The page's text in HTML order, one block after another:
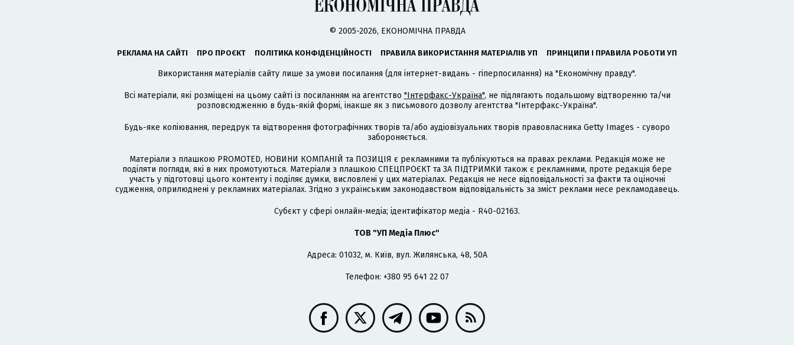
© 2005-2026, ЕКОНОМІЧНА ПРАВДА
РЕКЛАМА НА САЙТІ ПРО ПРОЄКТ ПОЛІТИКА КОНФІДЕНЦІЙНОСТІ ПРАВИЛА ВИКОРИСТАННЯ МАТЕРІАЛІВ УП ПРИНЦИПИ І ПРАВИЛА РОБОТИ УП
Використання матеріалів сайту лише за умови посилання (для інтернет-видань - гіперпосилання) на "Економічну правду".
Всі матеріали, які розміщені на цьому сайті із посиланням на агентство "Інтерфакс-Україна", не підлягають подальшому відтворенню та/чи
розповсюдженню в будь-якій формі, інакше як з письмового дозволу агентства "Інтерфакс-Україна".
Будь-яке копіювання, передрук та відтворення фотографічних творів та/або аудіовізуальних творів правовласника Getty Images - суворо
забороняється.
Матеріали з плашкою PROMOTED, НОВИНИ КОМПАНІЙ та ПОЗИЦІЯ є рекламними та публікуються на правах реклами. Редакція може не
поділяти погляди, які в них промотуються. Матеріали з плашкою СПЕЦПРОЄКТ та ЗА ПІДТРИМКИ також є рекламними, проте редакція бере
участь у підготовці цього контенту і поділяє думки, висловлені у цих матеріалах. Редакція не несе відповідальності за факти та оціночні
судження, оприлюднені у рекламних матеріалах. Згідно з українським законодавством відповідальність за зміст реклами несе рекламодавець.
Cубєкт у сфері онлайн-медіа; ідентифікатор медіа - R40-02163.
ТОВ "УП Медіа Плюс"
Адреса: 01032, м. Київ, вул. Жилянська, 48, 50А
Телефон: +380 95 641 22 07